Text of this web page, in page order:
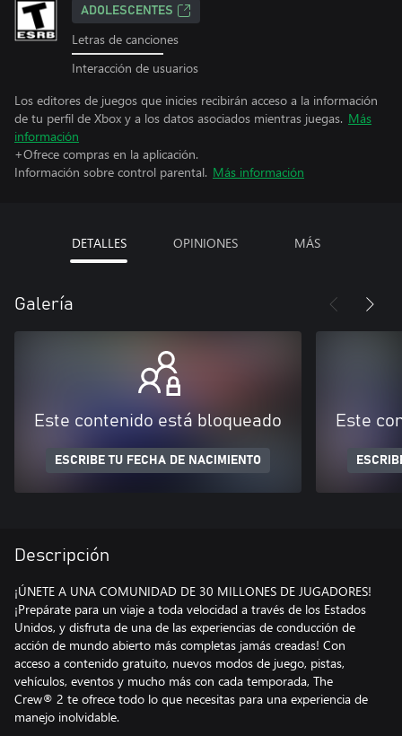
ADOLESCENTES
Letras de canciones
Interacción de usuarios
Los editores de juegos que inicies recibirán acceso a la información
de tu perfil de Xbox y a los datos asociados mientras juegas. Más
información
+Ofrece compras en la aplicación.
Información sobre control parental. Más información
DETALLES OPINIONES MÁS
Galería
Este contenido está bloqueado
ESCRIBE TU FECHA DE NACIMIENTO
Este
Descripción
¡ÚNETE A UNA COMUNIDAD DE 30 MILLONES DE JUGADORES!
¡Prepárate para un viaje a toda velocidad a través de los Estados
Unidos, y disfruta de una de las experiencias de conducción de
acción de mundo abierto más completas jamás creadas! Con
acceso a contenido gratuito, nuevos modos de juego, pistas,
vehículos, eventos y mucho más con cada temporada, The
Crew® 2 te ofrece todo lo que necesitas para una experiencia de
manejo inolvidable.